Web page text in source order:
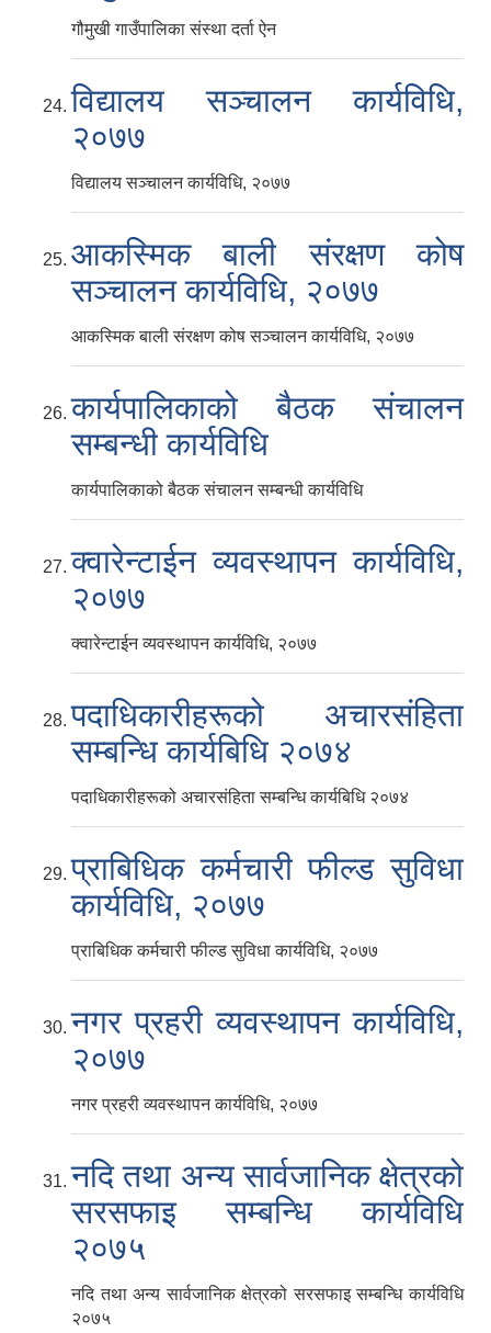
गौमुखी गाउँपालिका संस्था दर्ता ऐन
विद्यालय सञ्चालन कार्यविधि,
२०७७
विद्यालय सञ्चालन कार्यविधि, २०७७
आकस्मिक बाली संरक्षण कोष
सञ्चालन कार्यविधि, २०७७
आकस्मिक बाली संरक्षण कोष सञ्चालन कार्यविधि, २०७७
कार्यपालिकाको बैठक संचालन
सम्बन्धी कार्यविधि
कार्यपालिकाको बैठक संचालन सम्बन्धी कार्यविधि
क्वारेन्टाईन व्यवस्थापन कार्यविधि,
२०७७
क्वारेन्टाईन व्यवस्थापन कार्यविधि, २०७७
पदाधिकारीहरूको अचारसंहिता
सम्बन्धि कार्यबिधि २०७४
पदाधिकारीहरूको अचारसंहिता सम्बन्धि कार्यबिधि २०७४
प्राबिधिक कर्मचारी फील्ड सुविधा
कार्यविधि, २०७७
प्राबिधिक कर्मचारी फील्ड सुविधा कार्यविधि, २०७७
नगर प्रहरी व्यवस्थापन कार्यविधि,
२०७७
नगर प्रहरी व्यवस्थापन कार्यविधि, २०७७
नदि तथा अन्य सार्वजानिक क्षेत्रको
सरसफाइ सम्बन्धि कार्यविधि
२०७५
नदि तथा अन्य सार्वजानिक क्षेत्रको सरसफाइ सम्बन्धि कार्यविधि
२०७५